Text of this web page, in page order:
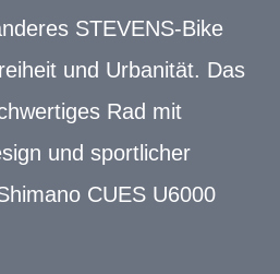
STEVENS-Bike
und Urbanität. Das
Rad mit
und sportlicher
CUES U6000